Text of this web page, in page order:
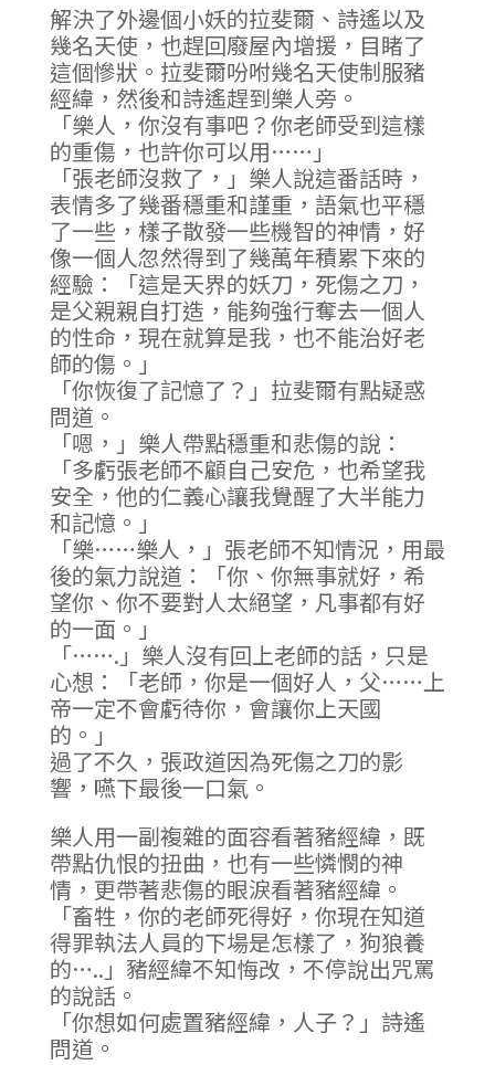
解決了外邊個小妖的拉斐爾、詩遙以及
幾名天使，也趕回廢屋內增援，目睹了
這個慘狀。拉斐爾吩咐幾名天使制服豬
經緯，然後和詩遙趕到樂人旁。
「樂人，你沒有事吧？你老師受到這樣
的重傷，也許你可以用……」
「張老師沒救了，」樂人說這番話時，
表情多了幾番穩重和謹重，語氣也平穩
了一些，樣子散發一些機智的神情，好
像一個人忽然得到了幾萬年積累下來的
經驗：「這是天界的妖刀，死傷之刀，
是父親親自打造，能夠強行奪去一個人
的性命，現在就算是我，也不能治好老
師的傷。」
「你恢復了記憶了？」拉斐爾有點疑惑
問道。
「嗯，」樂人帶點穩重和悲傷的說：
「多虧張老師不顧自己安危，也希望我
安全，他的仁義心讓我覺醒了大半能力
和記憶。」
「樂……樂人，」張老師不知情況，用最
後的氣力說道：「你、你無事就好，希
望你、你不要對人太絕望，凡事都有好
的一面。」
「…….」樂人沒有回上老師的話，只是
心想：「老師，你是一個好人，父……上
帝一定不會虧待你，會讓你上天國
的。」
過了不久，張政道因為死傷之刀的影
響，嚥下最後一口氣。
樂人用一副複雜的面容看著豬經緯，既
帶點仇恨的扭曲，也有一些憐憫的神
情，更帶著悲傷的眼淚看著豬經緯。
「畜牲，你的老師死得好，你現在知道
得罪執法人員的下場是怎樣了，狗狼養
的…..」豬經緯不知悔改，不停說出咒罵
的說話。
「你想如何處置豬經緯，人子？」詩遙
問道。